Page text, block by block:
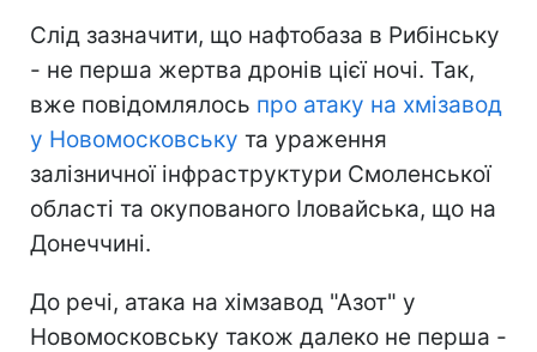
Слід зазначити, що нафтобаза в Рибінську
- не перша жертва дронів цієї ночі. Так,
вже повідомлялось про атаку на хмізавод
у Новомосковську та ураження
залізничної інфраструктури Смоленської
області та окупованого Іловайська, що на
Донеччині.
До речі, атака на хімзавод "Азот" у
Новомосковську також далеко не перша -